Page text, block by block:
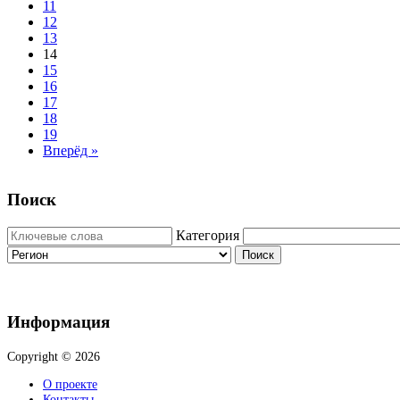
11
12
13
14
15
16
17
18
19
Вперёд »
Поиск
Категория
Поиск
Информация
Copyright © 2026
О проекте